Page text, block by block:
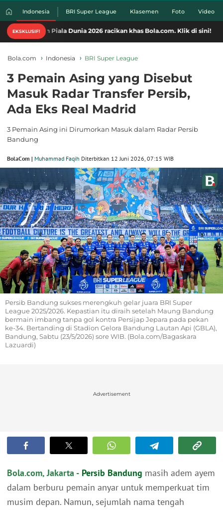
Indonesia BRI Super League Klasemen Foto Video
EKSKLUSIF!
Piala Dunia 2026 racikan khas Bola.com. Klik di sini!
Bola.com Indonesia BRI Super League
3 Pemain Asing yang Disebut
Masuk Radar Transfer Persib,
Ada Eks Real Madrid
3 Pemain Asing ini Dirumorkan Masuk dalam Radar Persib
Bandung
BolaCom | Muhammad Faqih Diterbitkan 12 Juni 2026, 07:15 WIB
Persib Bandung sukses merengkuh gelar juara BRI Super
League 2025/2026. Kepastian itu diraih setelah Maung Bandung
bermain imbang tanpa gol kontra Persijap Jepara pada pekan
ke-34. Bertanding di Stadion Gelora Bandung Lautan Api (GBLA),
Bandung, Sabtu (23/5/2026) sore WIB. (Bola.com/Bagaskara
Lazuardi)
Advertisement
Bola.com, Jakarta - Persib Bandung masih adem ayem
dalam berburu pemain anyar untuk memperkuat tim
musim depan. Namun, sejumlah nama tengah